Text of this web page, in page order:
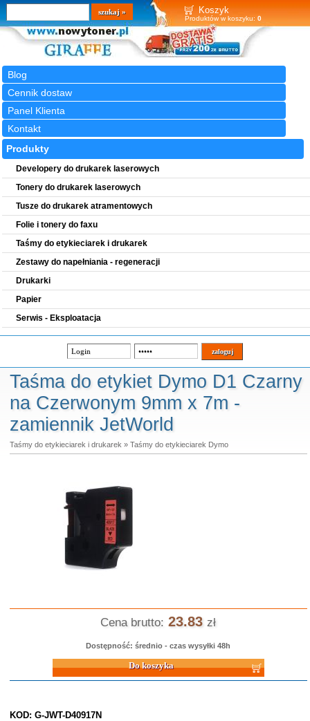
Koszyk
Produktów w koszyku: 0
Blog
Cennik dostaw
Panel Klienta
Kontakt
Wyszukiwarka
szukaj
Produkty
Developery do drukarek laserowych
Tonery do drukarek laserowych
Tusze do drukarek atramentowych
Folie i tonery do faxu
Taśmy do etykieciarek i drukarek
Zestawy do napełniania - regeneracji
Drukarki
Papier
Serwis - Eksploatacja
Taśma do etykiet Dymo D1 Czarny
na Czerwonym 9mm x 7m -
zamiennik JetWorld
Taśmy do etykieciarek i drukarek » Taśmy do etykieciarek Dymo
Cena brutto: 23.83 zł
Dostępność: średnio - czas wysyłki 48h
Do koszyka
KOD: G-JWT-D40917N